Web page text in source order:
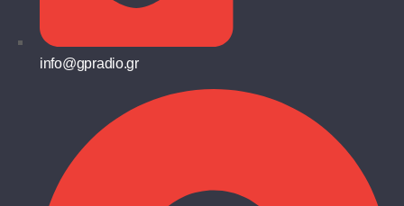
info@gpradio.gr